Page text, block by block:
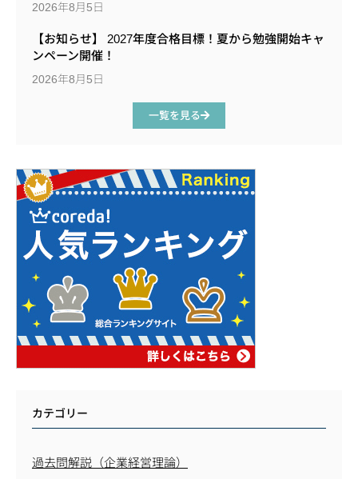
2026年8月5日
【お知らせ】 2027年度合格目標！夏から勉強開始キャ
ンペーン開催！
2026年8月5日
一覧を見る
カテゴリー
過去問解説（企業経営理論）